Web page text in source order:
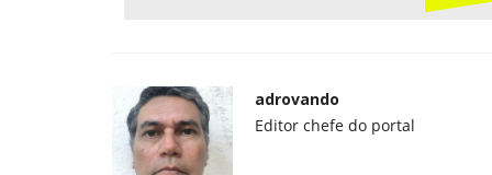
adrovando
Editor chefe do portal